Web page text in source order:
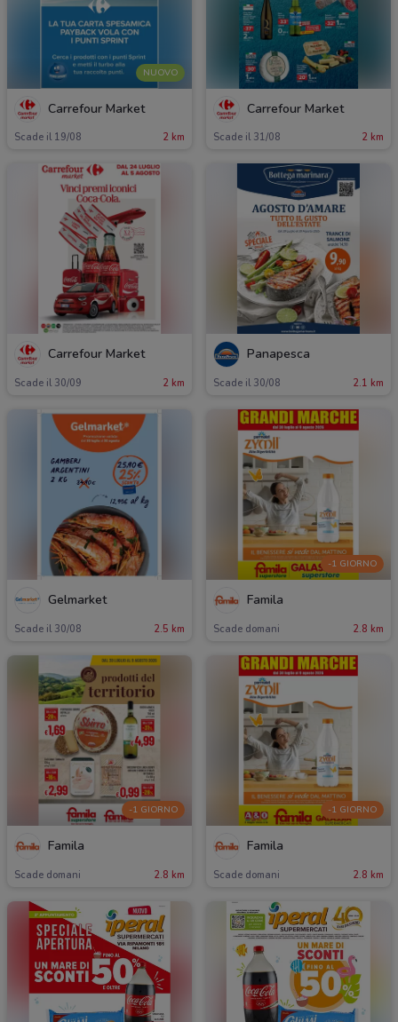
NUOVO
Carrefour Market
Scade il 19/08 2 km
Carrefour Market
Scade il 31/08 2 km
Carrefour Market
Scade il 30/09 2 km
Panapesca
Scade il 30/08 2.1 km
Gelmarket
Scade il 30/08 2.5 km
-1 GIORNO
Famila
Scade domani 2.8 km
-1 GIORNO
Famila
Scade domani 2.8 km
-1 GIORNO
Famila
Scade domani 2.8 km